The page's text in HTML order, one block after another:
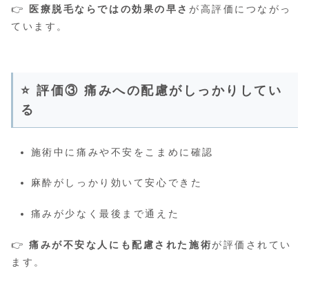
👉 医療脱毛ならではの効果の早さ が高評価につながっ
ています。
⭐ 評価③ 痛みへの配慮がしっかりしてい
る
施術中に痛みや不安をこまめに確認
麻酔がしっかり効いて安心できた
痛みが少なく最後まで通えた
👉痛みが不安な人にも配慮された施術が評価されてい
ます。